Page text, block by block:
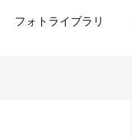
フォトライブラリ